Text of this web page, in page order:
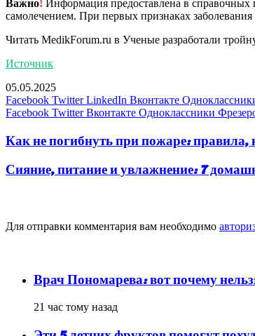
Важно! Информация предоставлена в справочных
самолечением. При первых признаках заболевания
Читать MedikForum.ru в Ученые разработали
Источник
05.05.2025
Facebook Twitter LinkedIn Вконтакте
Facebook Twitter Вконтакте Одноклассники
Как не погибнуть при пожаре:
Сияние, питание и увлажнение: 7
Для отправки комментария вам необходимо
Врач Пономарева: вот почему
21 час тому назад